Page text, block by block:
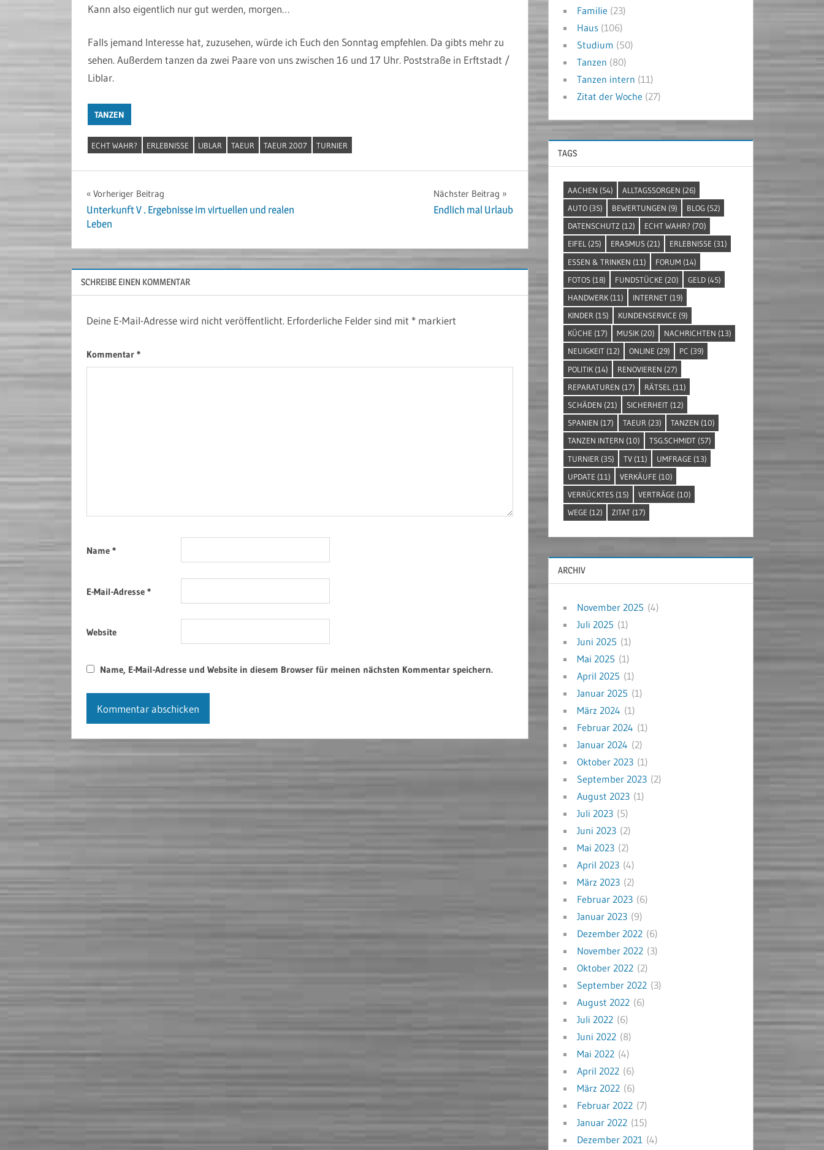
Kann also eigentlich nur gut werden, morgen…
Falls jemand Interesse hat, zuzusehen, würde ich Euch den Sonntag empfehlen. Da gibts mehr zu
sehen. Außerdem tanzen da zwei Paare von uns zwischen 16 und 17 Uhr. Poststraße in Erftstadt /
Liblar.
TANZEN
ECHT WAHR? ERLEBNISSE LIBLAR TAEUR TAEUR 2007 TURNIER
Beitragsnavigation
Vorheriger Beitrag
Unterkunft V . Ergebnisse im virtuellen und realen
Leben
Nächster Beitrag
Endlich mal Urlaub
SCHREIBE EINEN KOMMENTAR
Deine E-Mail-Adresse wird nicht veröffentlicht. Erforderliche Felder sind mit * markiert
Kommentar *
Name *
E-Mail-Adresse *
Website
Name, E-Mail-Adresse und Website in diesem Browser für meinen nächsten Kommentar speichern.
Familie (23)
Haus (106)
Studium (50)
Tanzen (80)
Tanzen intern (11)
Zitat der Woche (27)
TAGS
AACHEN (54) ALLTAGSSORGEN (26)
AUTO(35) BEWERTUNGEN (9) BLOG(52)
DATENSCHUTZ (12) ECHT WAHR? (70)
EIFEL(25) ERASMUS(21) ERLEBNISSE (31)
ESSEN & TRINKEN (11) FORUM (14)
FOTOS(18) FUNDSTÜCKE (20) GELD(45)
HANDWERK(11) INTERNET(19)
KINDER (15) KUNDENSERVICE (9)
KÜCHE (17) MUSIK(20) NACHRICHTEN (13)
NEUIGKEIT(12) ONLINE (29) PC (39)
POLITIK(14) RENOVIEREN (27)
REPARATUREN (17) RÄTSEL (11)
SCHÄDEN (21) SICHERHEIT(12)
SPANIEN (17) TAEUR(23) TANZEN (10)
TANZEN INTERN (10) TSG.SCHMIDT(57)
TURNIER (35) TV(11) UMFRAGE (13)
UPDATE (11) VERKÄUFE (10)
VERRÜCKTES(15) VERTRÄGE (10)
WEGE (12) ZITAT(17)
ARCHIV
November 2025 (4)
Juli 2025 (1)
Juni 2025 (1)
Mai 2025 (1)
April 2025 (1)
Januar 2025 (1)
März 2024 (1)
Februar 2024 (1)
Januar 2024 (2)
Oktober 2023 (1)
September 2023 (2)
August 2023 (1)
Juli 2023 (5)
Juni 2023 (2)
Mai 2023 (2)
April 2023 (4)
März 2023 (2)
Februar 2023 (6)
Januar 2023 (9)
Dezember 2022 (6)
November 2022 (3)
Oktober 2022 (2)
September 2022 (3)
August 2022 (6)
Juli 2022 (6)
Juni 2022 (8)
Mai 2022 (4)
April 2022 (6)
März 2022 (6)
Februar 2022 (7)
Januar 2022 (15)
Dezember 2021 (4)